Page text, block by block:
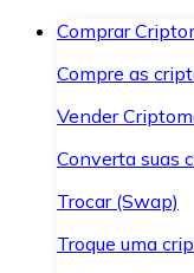
Comprar
Compre as
Vender
Converta suas
Trocar (Swap)
Troque uma